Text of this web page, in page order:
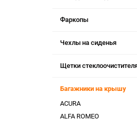
Фаркопы
Чехлы на сиденья
Щетки
Багажники на крышу
ACURA
ALFA ROMEO